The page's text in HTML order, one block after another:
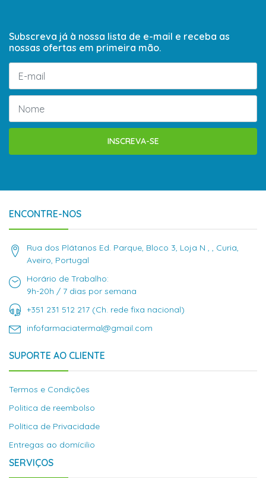
Subscreva já à nossa lista de e-mail e receba as
nossas ofertas em primeira mão.
INSCREVA-SE
ENCONTRE-NOS
Rua dos Plátanos Ed. Parque, Bloco 3, Loja N , , Curia,
Aveiro, Portugal
Horário de Trabalho:
9h-20h / 7 dias por semana
+351 231 512 217 (Ch. rede fixa nacional)
infofarmaciatermal@gmail.com
SUPORTE AO CLIENTE
Termos e Condições
Politica de reembolso
Política de Privacidade
Entregas ao domícilio
SERVIÇOS